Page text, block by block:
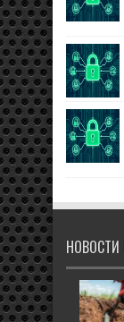
НОВОСТИ